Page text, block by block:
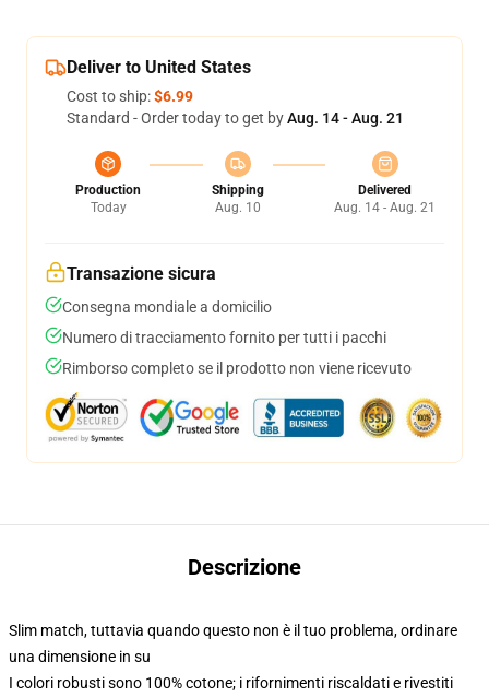
Deliver to United States
Cost to ship:$6.99
Standard - Order today to get byAug. 14 - Aug. 21
Production
Today
Shipping
Aug. 10
Delivered
Aug. 14 - Aug. 21
Transazione sicura
Consegna mondiale a domicilio
Numero di tracciamento fornito per tutti i pacchi
Rimborso completo se il prodotto non viene ricevuto
Descrizione
Slim match, tuttavia quando questo non è il tuo problema, ordinare
una dimensione in su
I colori robusti sono 100% cotone; i rifornimenti riscaldati e rivestiti